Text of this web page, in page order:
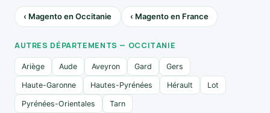
‹ Magento en Occitanie ‹ Magento en France
AUTRES DÉPARTEMENTS — OCCITANIE
Ariège Aude Aveyron Gard Gers
Haute-Garonne Hautes-Pyrénées Hérault Lot
Pyrénées-Orientales Tarn